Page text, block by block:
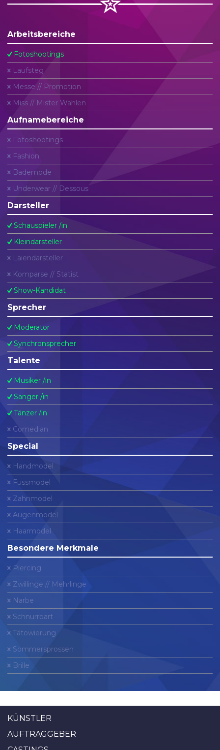
Arbeitsbereiche
Fotoshootings
Laufsteg
Messe // Promotion
Miss // Mister Wahlen
Aufnamebereiche
Fotoshootings
Fashion
Bademode
Underwear // Dessous
Darsteller
Schauspieler /in
Kleindarsteller
Laiendarsteller
Komparse // Statist
Show-Kandidat
Sprecher
Moderator
Synchronsprecher
Talente
Musiker /in
Sänger /in
Tänzer /in
Comedian
Special
Handmodel
Fussmodel
Zahnmodel
Augenmodel
Haarmodel
Besondere Merkmale
Piercing
Zwillinge // Mehrlinge
Narbe
Schnurrbart
Tätowierung
Sommersprossen
Brille
KÜNSTLER
AUFTRAGGEBER